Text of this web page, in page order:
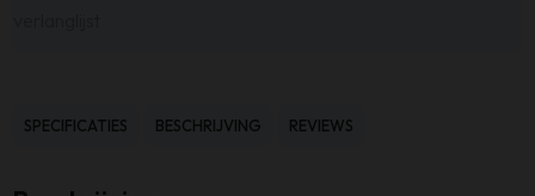
SPECIFICATIES BESCHRIJVING REVIEWS